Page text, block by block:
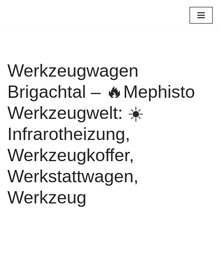
Werkzeugwagen
Brigachtal – 🔥Mephisto
Werkzeugwelt: ☀️
Infrarotheizung,
Werkzeugkoffer,
Werkstattwagen,
Werkzeug